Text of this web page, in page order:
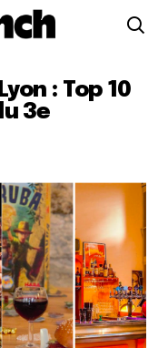
: Top 10
3e